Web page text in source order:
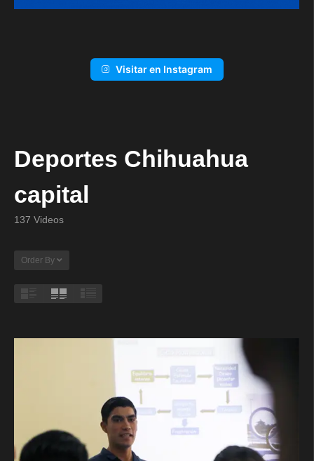
Visitar en Instagram
Deportes Chihuahua
capital
137 Videos
Order By